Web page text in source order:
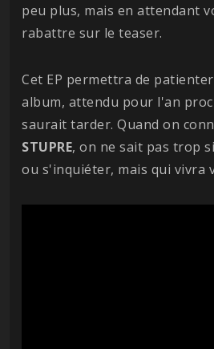
peu plus, mais en attendant
rabattre sur le teaser.
Cet EP permettra de
album, attendu pour l'an
saurait tarder. Quand on
STUPRE, on ne sait pas trop
ou s'inquiéter, mais qui vivra